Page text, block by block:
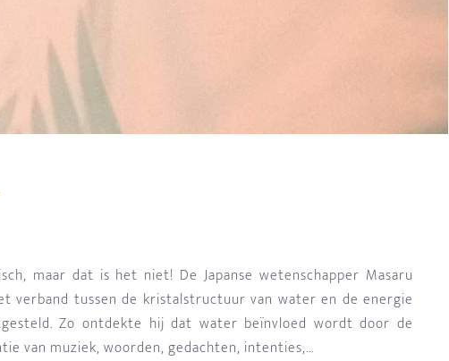
maar dat is het niet! De Japanse wetenschapper Masaru
verband tussen de kristalstructuur van water en de energie
Zo ontdekte hij dat water beïnvloed wordt door de
van muziek, woorden, gedachten, intenties,...